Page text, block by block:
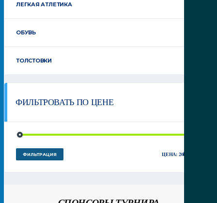
ЛЕГКАЯ АТЛЕТИКА
ОБУВЬ
ТОЛСТОВКИ
ФИЛЬТРОВАТЬ ПО ЦЕНЕ
ФИЛЬТРАЦИЯ ЦЕНА: 20₽